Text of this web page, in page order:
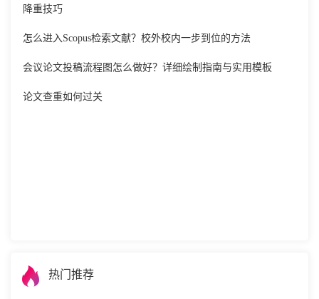
降重技巧
怎么进入Scopus检索文献？校外校内一步到位的方法
会议论文投稿流程图怎么做好？详细绘制指南与实用模板
论文查重如何过关
热门推荐